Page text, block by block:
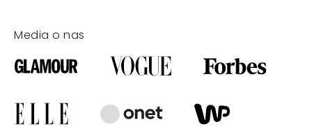
Media o nas